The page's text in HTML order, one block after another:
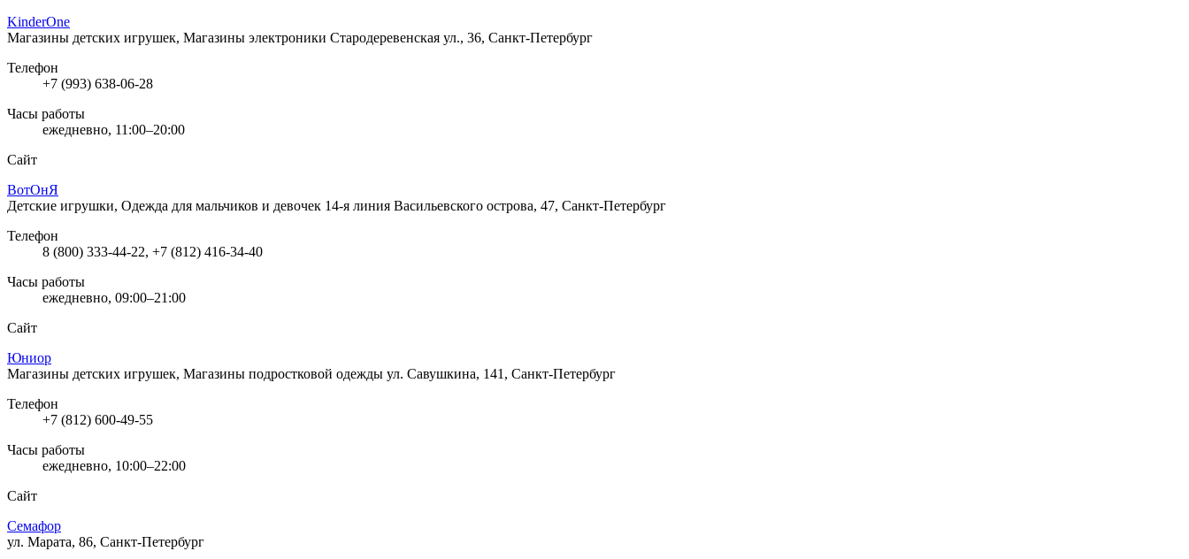
KinderOne
Магазины детских игрушек, Магазины электроники Стародеревенская ул., 36, Санкт-Петербург
Телефон
+7 (993) 638-06-28
Часы работы
ежедневно, 11:00–20:00
Сайт
ВотОнЯ
Детские игрушки, Одежда для мальчиков и девочек 14-я линия Васильевского острова, 47, Санкт-Петербург
Телефон
8 (800) 333-44-22, +7 (812) 416-34-40
Часы работы
ежедневно, 09:00–21:00
Сайт
Юниор
Магазины детских игрушек, Магазины подростковой одежды ул. Савушкина, 141, Санкт-Петербург
Телефон
+7 (812) 600-49-55
Часы работы
ежедневно, 10:00–22:00
Сайт
Семафор
ул. Марата, 86, Санкт-Петербург